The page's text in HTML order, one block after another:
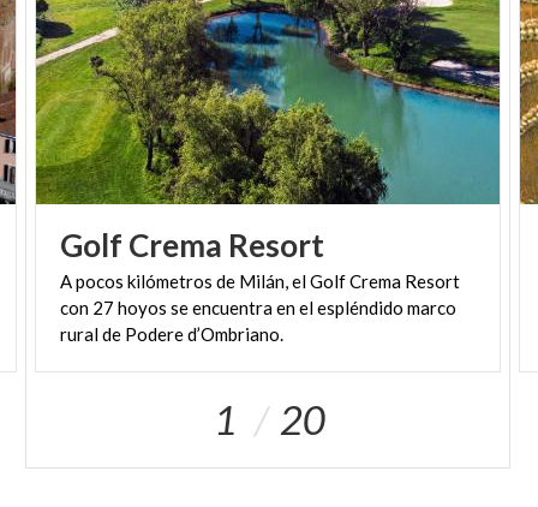
Golf Crema Resort
A pocos kilómetros de Milán, el Golf Crema Resort
con 27 hoyos se encuentra en el espléndido marco
rural de Podere d’Ombriano.
1 20